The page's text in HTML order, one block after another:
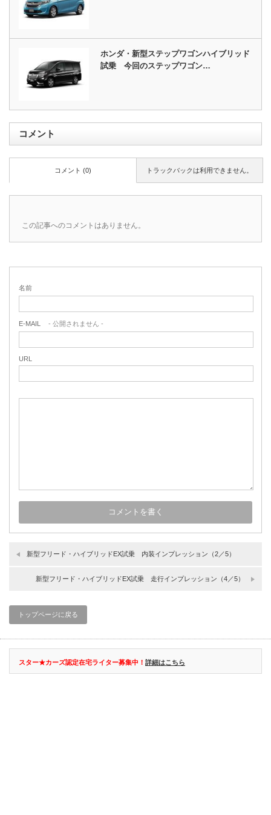
ホンダ・新型ステップワゴンハイブリッド
試乗 今回のステップワゴン…
コメント
トラックバックは利用できません。
コメント (0)
この記事へのコメントはありません。
名前
E-MAIL - 公開されません -
URL
新型フリード・ハイブリッドEX試乗 内装インプレッション（2／5）
新型フリード・ハイブリッドEX試乗 走行インプレッション（4／5）
トップページに戻る
スター★カーズ認定在宅ライター募集中！ 詳細はこちら